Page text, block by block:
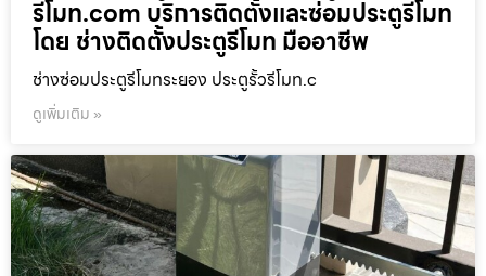
รีโมท.com บริการติดตั้งและซ่อมประตูรีโมท
โดย ช่างติดตั้งประตูรีโมท มืออาชีพ
ช่างซ่อมประตูรีโมทระยอง ประตูรั้วรีโมท.c
ดูเพิ่มเติม »